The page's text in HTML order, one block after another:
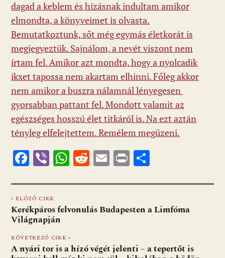
dagad a keblem és hízásnak indultam amikor
elmondta, a könyveimet is olvasta.
Bemutatkoztunk, sőt még egymás életkorát is
megjegyeztük. Sajnálom, a nevét viszont nem
írtam fel. Amikor azt mondta, hogy a nyolcadik
ikxet tapossa nem akartam elhinni. Főleg akkor
nem amikor a buszra nálamnál lényegesen
gyorsabban pattant fel. Mondott valamit az
egészséges hosszú élet titkáról is. Na ezt aztán
tényleg elfelejtettem. Remélem megüzeni.
F
e
b
o
o
Vi
er
W
at
s
p
R
d
di
E
ai
l
Pr
t za
m
« ELŐZŐ CIKK
Kerékpáros felvonulás Budapesten a Limfóma
Világnapján
KÖVETKEZŐ CIKK »
A nyári tor is a hízó végét jelenti – a tepertőt is